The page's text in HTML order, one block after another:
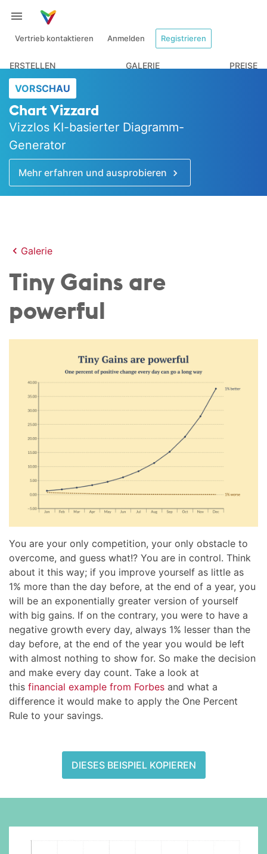
Vertrieb kontaktieren Anmelden Registrieren
ERSTELLEN GALERIE PREISE
VORSCHAU
Chart Vizzard
Vizzlos KI-basierter Diagramm-
Generator
Mehr erfahren und ausprobieren
Galerie
Tiny Gains are
powerful
You are your only competition, your only obstacle to
overcome, and guess what!? You are in control. Think
about it this way; if you improve yourself as little as
1% more than the day before, at the end of a year, you
will be an exponentially greater version of yourself
with big gains. If on the contrary, you were to have a
negative growth every day, always 1% lesser than the
day before, at the end of the year you would be left
with almost nothing to show for. So make the decision
and make every day count. Take a look at
this financial example from Forbes and what a
difference it would make to apply the One Percent
Rule to your savings.
DIESES BEISPIEL KOPIEREN